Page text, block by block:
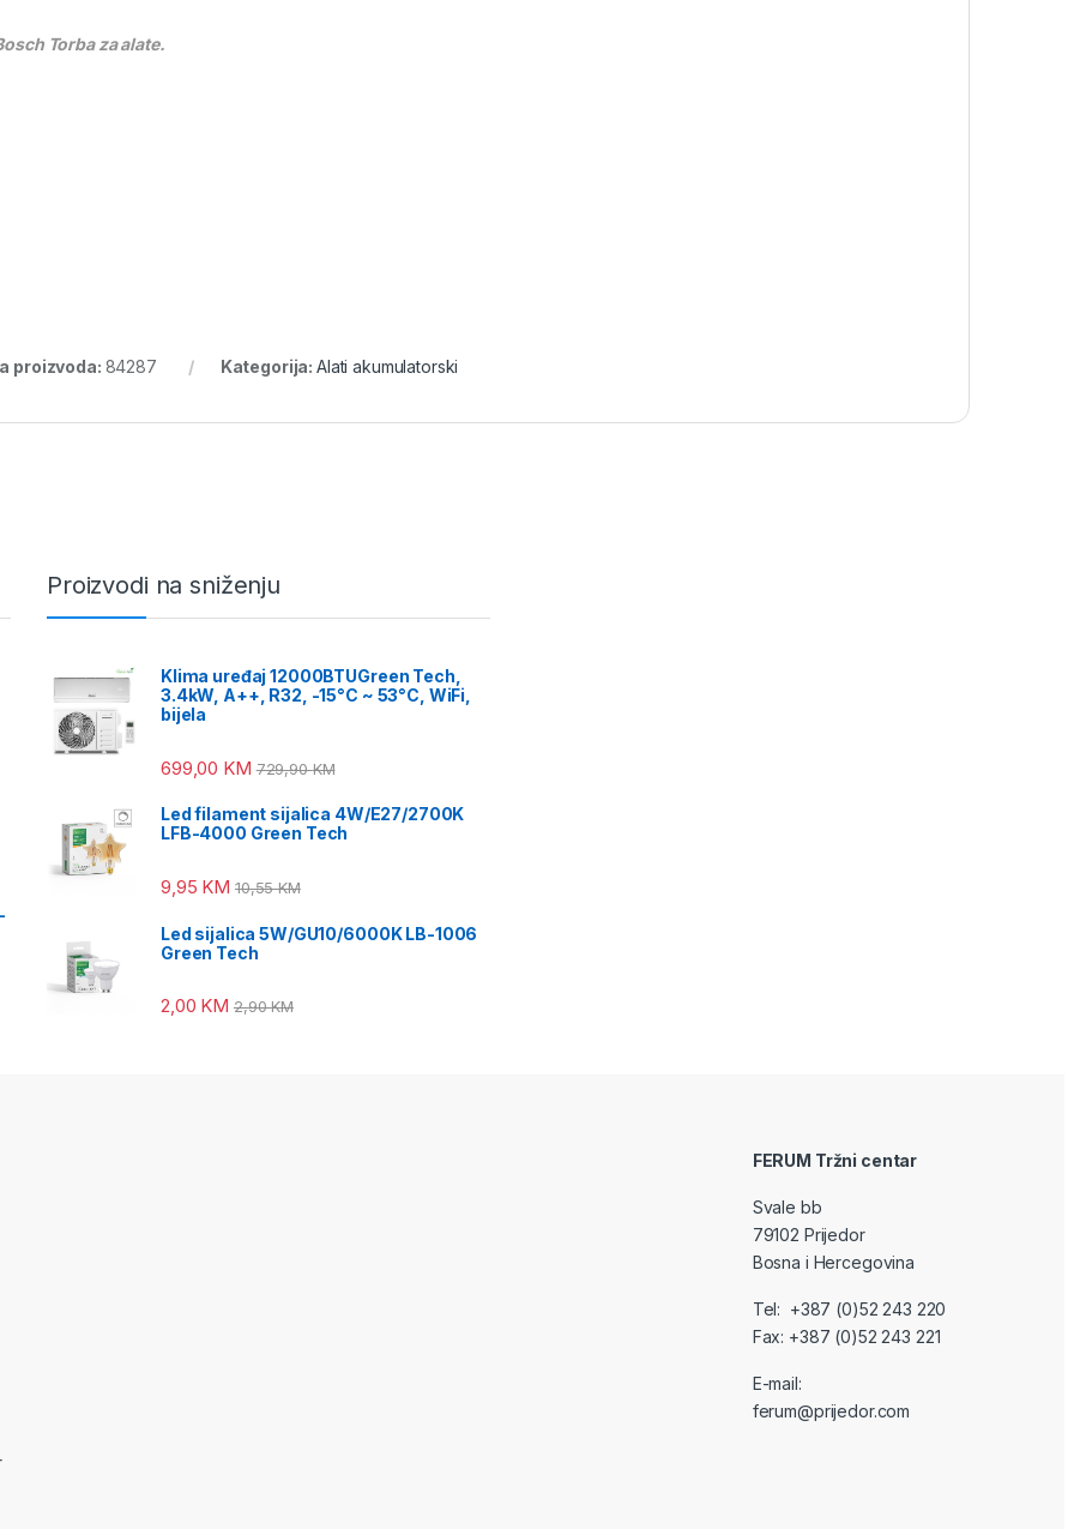
Torba za alate.
proizvoda: 84287 Kategorija: Alati akumulatorski
Proizvodi na sniženju
Klima uređaj 12000BTUGreen Tech,
3.4kW, A++, R32, -15°C ~ 53°C, WiFi,
bijela
699,00 KM 729,90KM
Led filament sijalica 4W/E27/2700K
LFB-4000 Green Tech
9,95 KM 10,55KM
Led sijalica 5W/GU10/6000K LB-1006
Green Tech
2,00 KM 2,90KM
FERUM Tržni centar
Svale bb
79102 Prijedor
Bosna i Hercegovina
Tel: +387 (0)52 243 220
Fax: +387 (0)52 243 221
E-mail:
ferum@prijedor.com